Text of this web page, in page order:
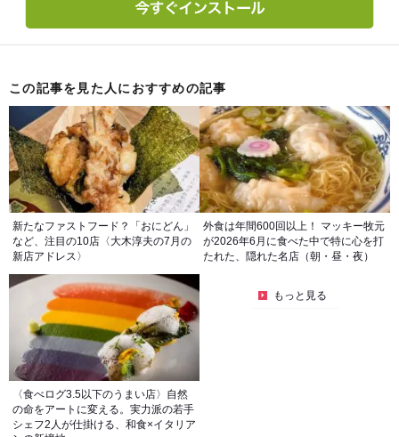
この記事を見た人におすすめの記事
新たなファストフード？「おにどん」
など、注目の10店〈大木淳夫の7月の
新店アドレス〉
外食は年間600回以上！ マッキー牧元
が2026年6月に食べた中で特に心を打
たれた、隠れた名店（朝・昼・夜）
〈食べログ3.5以下のうまい店〉自然
の命をアートに変える。実力派の若手
シェフ2人が仕掛ける、和食×イタリア
もっと見る